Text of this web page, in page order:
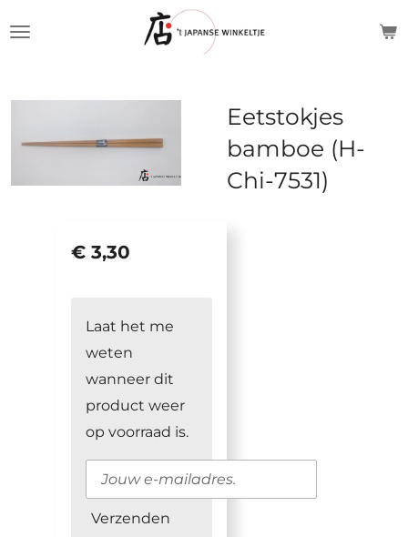
de
Eetstokjes
bamboe (H-
Chi-7531)
€ 3,30
Laat het me
weten
wanneer dit
product weer
op voorraad is.
Verzenden